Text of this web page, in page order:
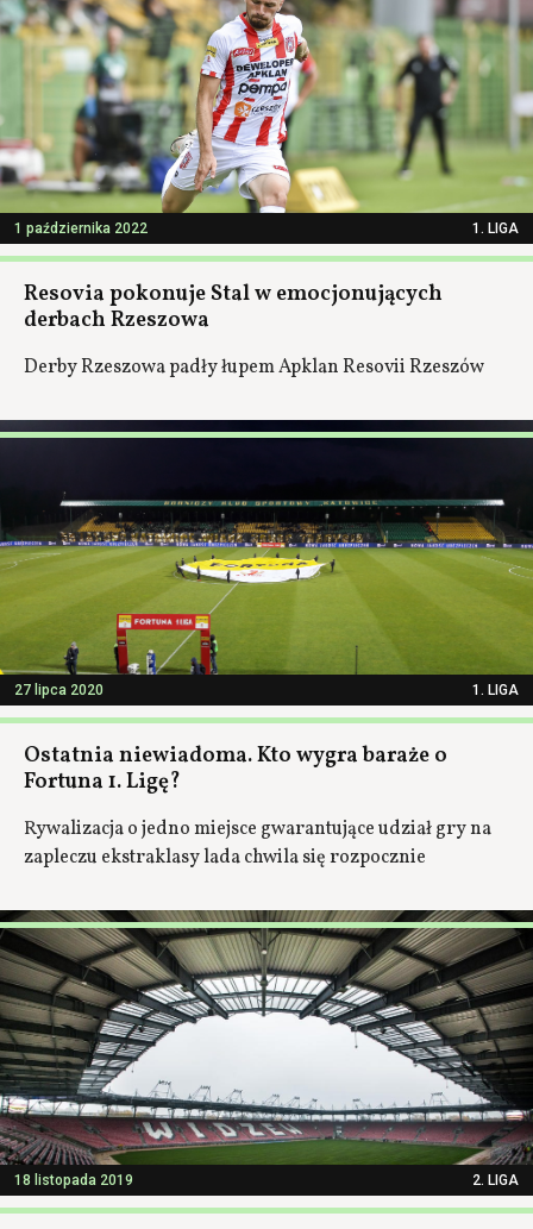
1 października 2022 1. LIGA
Resovia pokonuje Stal w emocjonujących
derbach Rzeszowa
Derby Rzeszowa padły łupem Apklan Resovii Rzeszów
27 lipca 2020 1. LIGA
Ostatnia niewiadoma. Kto wygra baraże o
Fortuna 1. Ligę?
Rywalizacja o jedno miejsce gwarantujące udział gry na
zapleczu ekstraklasy lada chwila się rozpocznie
18 listopada 2019 2. LIGA